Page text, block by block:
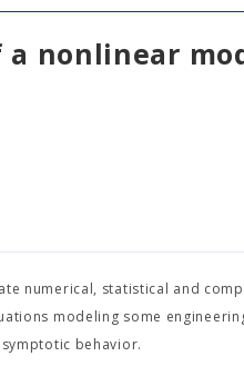
nonlinear
numerical, statistical and
modeling some
behavior.